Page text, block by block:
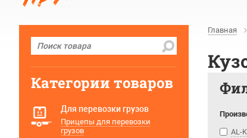
Главная
AL-
Категории товаров
Для перевозки грузов
Прицепы для перевозки
грузов